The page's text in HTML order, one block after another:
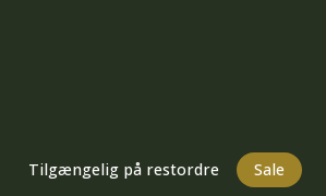
Tilgængelig på restordre Sale